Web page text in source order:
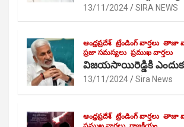
13/11/2024 SIRA NEWS
ఆంధ్రప్రదేశ్ ట్రేండింగ్ వార్తలు తాజా
ప్రజా సమస్యలు ప్రముఖ వార్తలు
విజయసాయిరెడ్డికి
13/11/2024 Sira News
ఆంధ్రప్రదేశ్ ట్రేండింగ్ వార్తలు తాజా